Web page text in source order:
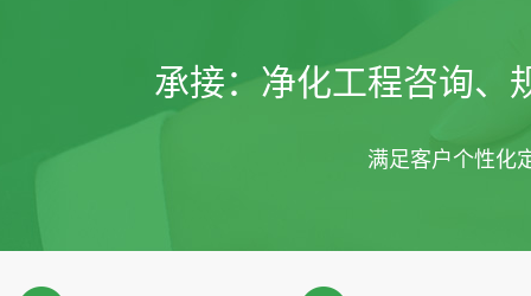
承接： 净化工程咨询、
满足客户个性化